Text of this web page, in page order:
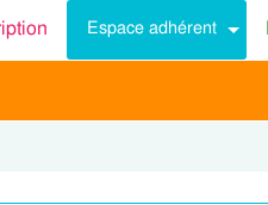
Espace adhérent